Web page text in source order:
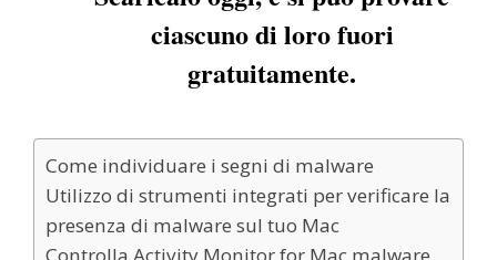
ciascuno di loro fuori
gratuitamente.
Come individuare i segni di malware
Utilizzo di strumenti integrati per verificare la
presenza di malware sul tuo Mac
Controlla Activity Monitor for Mac malware